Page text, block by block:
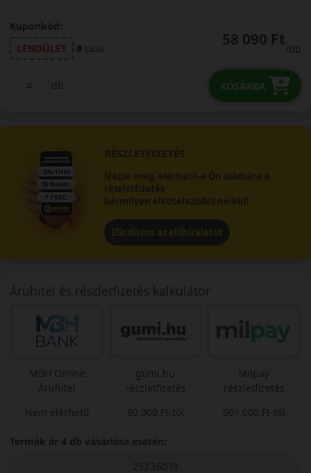
Kuponkód:
LENDÜLET
másol 58 090 Ft
/db
db KOSÁRBA
RÉSZLETFIZETÉS
Nézze meg, elérhető-e Ön számára a
részletfizetés
bármilyen elköteleződés nélkül!
Elindítom az előbírálatot
Áruhitel és részletfizetés kalkulátor
MBH Online
Áruhitel
Nem elérhető
gumi.hu
részletfizetés
80 000 Ft-tól
Milpay
részletfizetés
501 000 Ft-tól
Termék ár 4 db vásárlása esetén:
232 360 Ft